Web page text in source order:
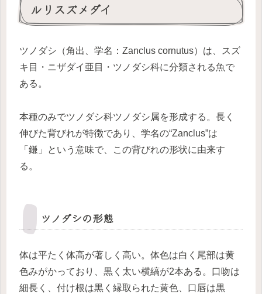
ルリスズメダイ
ツノダシ（角出、学名：Zanclus cornutus）は、スズ
キ目・ニザダイ亜目・ツノダシ科に分類される魚で
ある。
本種のみでツノダシ科ツノダシ属を形成する。長く
伸びた背びれが特徴であり、学名の“Zanclus”は
「鎌」という意味で、この背びれの形状に由来す
る。
ツノダシの形態
体は平たく体高が著しく高い。体色は白く尾部は黄
色みがかっており、黒く太い横縞が2本ある。口吻は
細長く、付け根は黒く縁取られた黄色、口唇は黒